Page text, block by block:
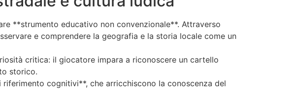
**strumento educativo non convenzionale**. Attraverso
e comprendere la geografia e la storia locale come un
critica: il giocatore impara a riconoscere un cartello
storico.
cognitivi**, che arricchiscono la conoscenza del